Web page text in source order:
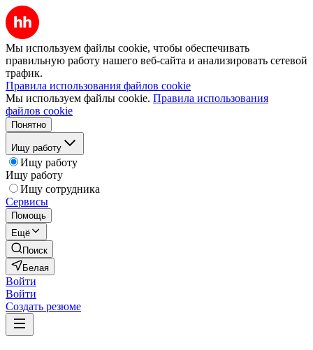
Мы используем файлы cookie, чтобы обеспечивать
правильную работу нашего веб-сайта и анализировать сетевой
трафик.
Правила использования файлов cookie
Мы используем файлы cookie. Правила использования
файлов cookie
Понятно
Ищу работу
Ищу работу
Ищу работу
Ищу сотрудника
Сервисы
Помощь
Ещё
Поиск
Белая
Войти
Войти
Создать резюме